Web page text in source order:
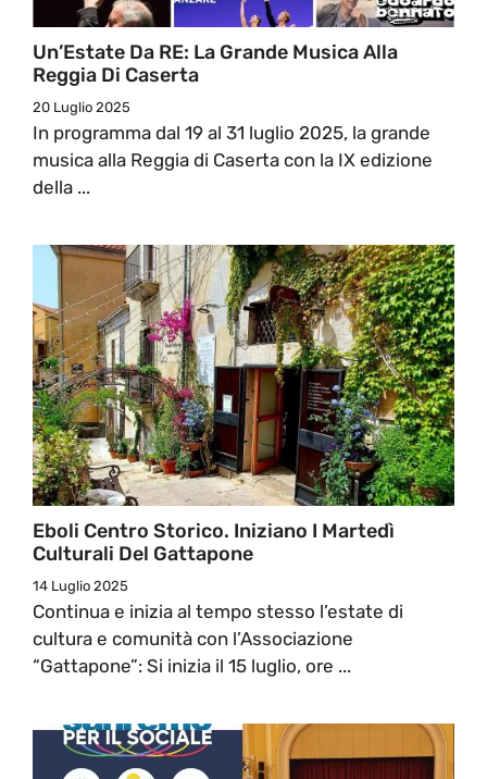
Un’Estate Da RE: La Grande Musica Alla
Reggia Di Caserta
20 Luglio 2025
In programma dal 19 al 31 luglio 2025, la grande
musica alla Reggia di Caserta con la IX edizione
della ...
Eboli Centro Storico. Iniziano I Martedì
Culturali Del Gattapone
14 Luglio 2025
Continua e inizia al tempo stesso l’estate di
cultura e comunità con l’Associazione
“Gattapone”: Si inizia il 15 luglio, ore ...